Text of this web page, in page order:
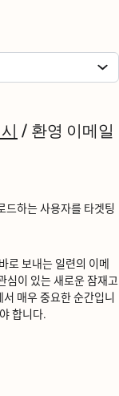
/ 환영 이메일
사용자를 타겟팅
보내는 일련의 이메
있는 새로운 잠재고
매우 중요한 순간입니
합니다.